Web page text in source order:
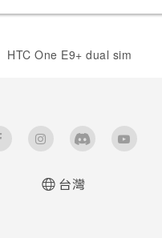
HTC One E9+ dual sim‎
台灣